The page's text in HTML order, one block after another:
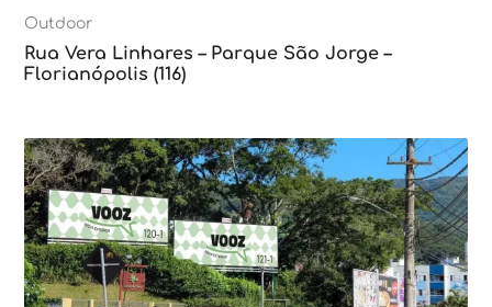
Outdoor
Rua Vera Linhares – Parque São Jorge –
Florianópolis (116)